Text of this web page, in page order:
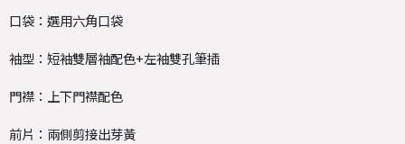
口袋：選用六角口袋
袖型：短袖雙層袖配色+左袖雙孔筆插
門襟：上下門襟配色
前片：兩側剪接出芽黃